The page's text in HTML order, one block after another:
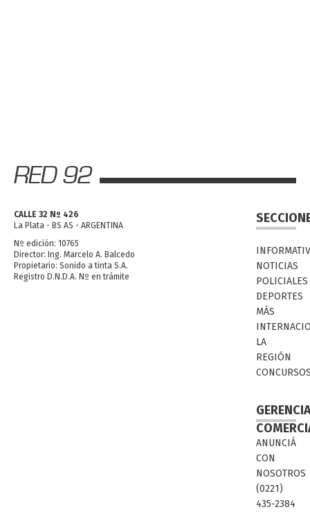
CALLE 32 Nº 426
La Plata - BS AS - ARGENTINA
Nº edición: 10765
Director: Ing. Marcelo A. Balcedo
Propietario: Sonido a tinta S.A.
Registro D.N.D.A. Nº en trámite
NOTICIAS
POLICIALES
DEPORTES
MÁS
LA
REGIÓN
ANUNCIÁ
CON
NOSOTROS
(0221)
435-2384